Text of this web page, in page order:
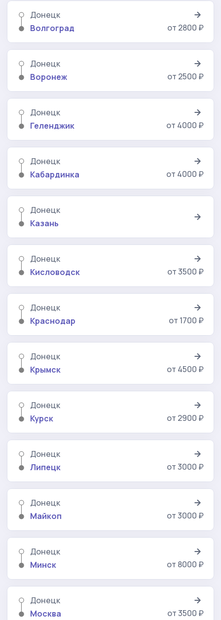
Донецк
Волгоград
от 2800 ₽
Донецк
Воронеж
от 2500 ₽
Донецк
Геленджик
от 4000 ₽
Донецк
Кабардинка
от 4000 ₽
Донецк
Казань
Донецк
Кисловодск
от 3500 ₽
Донецк
Краснодар
от 1700 ₽
Донецк
Крымск
от 4500 ₽
Донецк
Курск
от 2900 ₽
Донецк
Липецк
от 3000 ₽
Донецк
Майкоп
от 3000 ₽
Донецк
Минск
от 8000 ₽
Донецк
Москва
от 3500 ₽